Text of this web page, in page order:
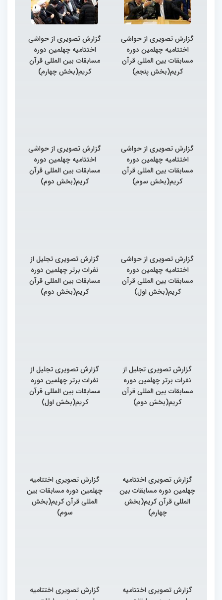
گزارش تصویری از حواشی
اختتامیه چهلمین دوره
مسابقات بین المللی قرآن
کریم(بخش پنجم)
گزارش تصویری از حواشی
اختتامیه چهلمین دوره
مسابقات بین المللی قرآن
کریم(بخش چهارم)
گزارش تصویری از حواشی
اختتامیه چهلمین دوره
مسابقات بین المللی قرآن
کریم(بخش سوم)
گزارش تصویری از حواشی
اختتامیه چهلمین دوره
مسابقات بین المللی قرآن
کریم(بخش دوم)
گزارش تصویری از حواشی
اختتامیه چهلمین دوره
مسابقات بین المللی قرآن
کریم(بخش اول)
گزارش تصویری تجلیل از
نفرات برتر چهلمین دوره
مسابقات بین المللی قرآن
کریم(بخش دوم)
گزارش تصویری تجلیل از
نفرات برتر چهلمین دوره
مسابقات بین المللی قرآن
کریم(بخش دوم)
گزارش تصویری تجلیل از
نفرات برتر چهلمین دوره
مسابقات بین المللی قرآن
کریم(بخش اول)
گزارش تصویری اختتامیه
چهلمین دوره مسابقات بین
المللی قرآن کریم(بخش
چهارم)
گزارش تصویری اختتامیه
چهلمین دوره مسابقات بین
المللی قرآن کریم(بخش
سوم)
گزارش تصویری اختتامیه
گزارش تصویری اختتامیه